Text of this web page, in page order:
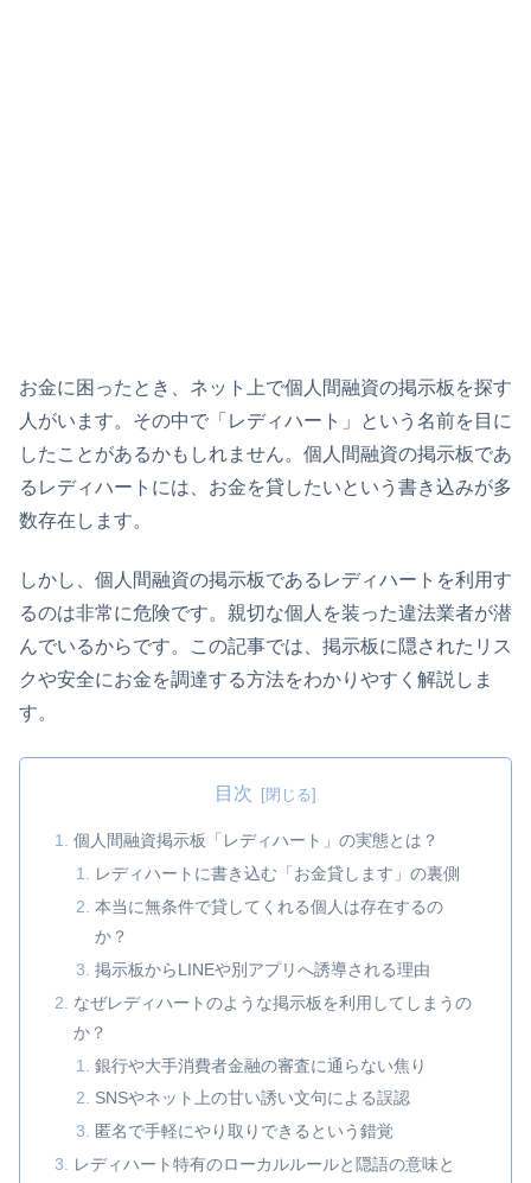
お金に困ったとき、ネット上で個人間融資の掲示板を探す
人がいます。その中で「レディハート」という名前を目に
したことがあるかもしれません。個人間融資の掲示板であ
るレディハートには、お金を貸したいという書き込みが多
数存在します。
しかし、個人間融資の掲示板であるレディハートを利用す
るのは非常に危険です。親切な個人を装った違法業者が潜
んでいるからです。この記事では、掲示板に隠されたリス
クや安全にお金を調達する方法をわかりやすく解説しま
す。
目次
個人間融資掲示板「レディハート」の実態とは？
レディハートに書き込む「お金貸します」の裏側
本当に無条件で貸してくれる個人は存在するの
か？
掲示板からLINEや別アプリへ誘導される理由
なぜレディハートのような掲示板を利用してしまうの
か？
銀行や大手消費者金融の審査に通らない焦り
SNSやネット上の甘い誘い文句による誤認
匿名で手軽にやり取りできるという錯覚
レディハート特有のローカルルールと隠語の意味と